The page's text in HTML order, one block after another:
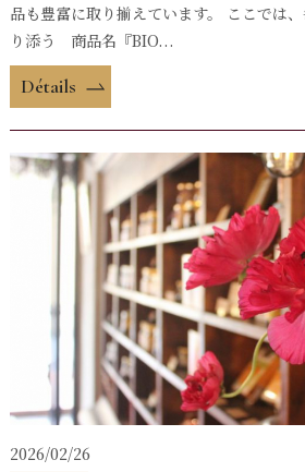
品も豊富に取り揃えています。 ここでは
り添う 商品名『BIO...
Détails
2026/02/26